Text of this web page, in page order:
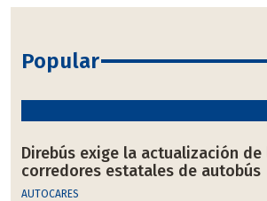
Popular
Direbús exige la actualización de
corredores estatales de autobús
AUTOCARES